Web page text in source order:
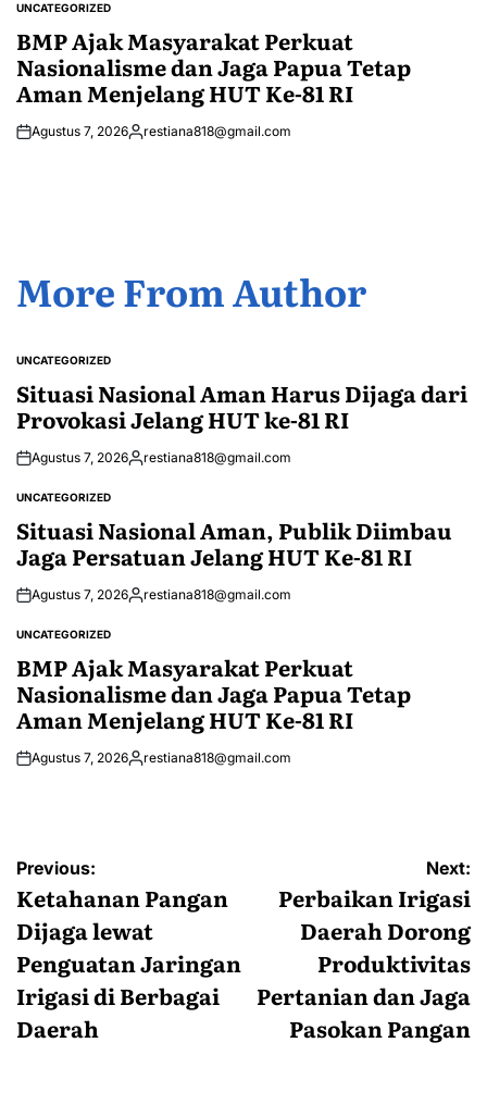
POSTED
UNCATEGORIZED
BMP Ajak Masyarakat Perkuat
Nasionalisme dan Jaga Papua Tetap
Aman Menjelang HUT Ke-81 RI
Agustus 7, 2026Posted
restiana818@gmail.com
More From Author
POSTED
IN
UNCATEGORIZED
Situasi Nasional Aman Harus Dijaga dari
Provokasi Jelang HUT ke-81 RI
Agustus 7, 2026Posted
restiana818@gmail.com
POSTED
IN
UNCATEGORIZED
Situasi Nasional Aman, Publik Diimbau
Jaga Persatuan Jelang HUT Ke-81 RI
Agustus 7, 2026Posted
restiana818@gmail.com
POSTED
UNCATEGORIZED
BMP Ajak Masyarakat Perkuat
Nasionalisme dan Jaga Papua Tetap
Aman Menjelang HUT Ke-81 RI
Agustus 7, 2026Posted
restiana818@gmail.com
Navigasi
pos
Previous:
Ketahanan Pangan
Dijaga lewat
Penguatan Jaringan
Irigasi di Berbagai
Daerah
Next:
Perbaikan Irigasi
Daerah Dorong
Produktivitas
Pertanian dan Jaga
Pasokan Pangan